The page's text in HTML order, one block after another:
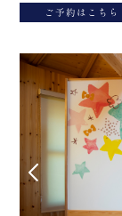
ご予約はこちら